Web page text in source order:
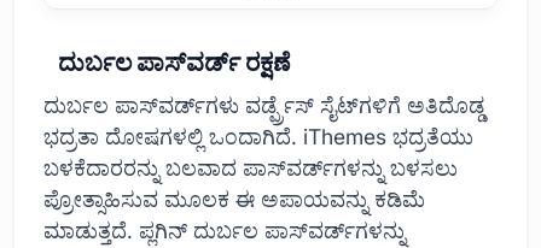
ದುರ್ಬಲ ಪಾಸ್‌ವರ್ಡ್ ರಕ್ಷಣೆ
ದುರ್ಬಲ ಪಾಸ್‌ವರ್ಡ್‌ಗಳು ವರ್ಡ್ಪ್ರೆಸ್ ಸೈಟ್‌ಗಳಿಗೆ ಅತಿದೊಡ್ಡ
ಭದ್ರತಾ ದೋಷಗಳಲ್ಲಿ ಒಂದಾಗಿದೆ. iThemes ಭದ್ರತೆಯು
ಬಳಕೆದಾರರನ್ನು ಬಲವಾದ ಪಾಸ್‌ವರ್ಡ್‌ಗಳನ್ನು ಬಳಸಲು
ಪ್ರೋತ್ಸಾಹಿಸುವ ಮೂಲಕ ಈ ಅಪಾಯವನ್ನು ಕಡಿಮೆ
ಮಾಡುತ್ತದೆ. ಪ್ಲಗಿನ್ ದುರ್ಬಲ ಪಾಸ್‌ವರ್ಡ್‌ಗಳನ್ನು